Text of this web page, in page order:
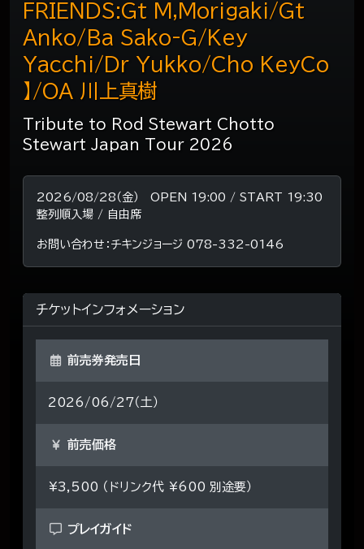
Tribute to Rod Stewart Chotto
Stewart Japan Tour 2026
FRIENDS:Gt M,Morigaki/Gt
Anko/Ba Sako-G/Key
Yacchi/Dr Yukko/Cho KeyCo
】/OA 川上真樹
2026/08/28（金） OPEN 19:00 / START 19:30
整列順入場 / 自由席
お問い合わせ：チキンジョージ 078-332-0146
チケットインフォメーション
前売券発売日
2026/06/27（土）
前売価格
¥3,500 （ドリンク代 ¥600 別途要）
プレイガイド